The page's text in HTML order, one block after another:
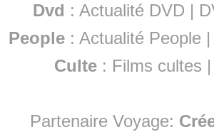
Dvd : Actualité DVD |
People :Actualité People
Culte : Films cultes
Partenaire Voyage: